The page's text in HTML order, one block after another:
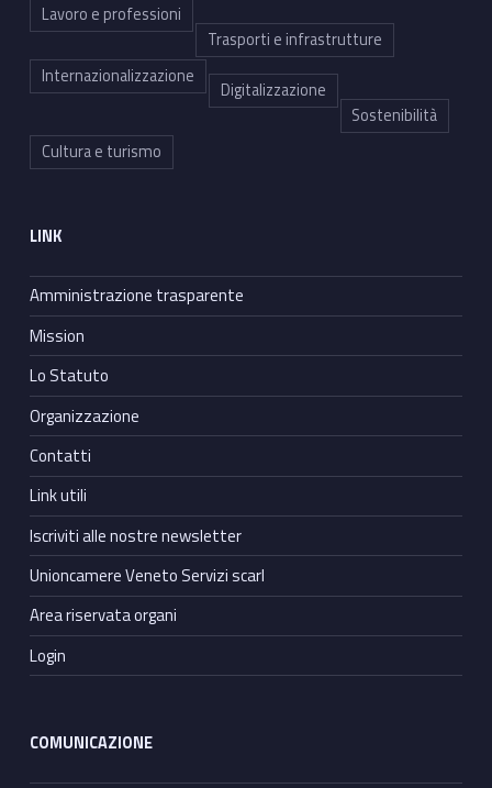
Lavoro e professioni
Trasporti e infrastrutture
Internazionalizzazione
Digitalizzazione
Sostenibilità
Cultura e turismo
LINK
Amministrazione trasparente
Mission
Lo Statuto
Organizzazione
Contatti
Link utili
Iscriviti alle nostre newsletter
Unioncamere Veneto Servizi scarl
Area riservata organi
Login
COMUNICAZIONE